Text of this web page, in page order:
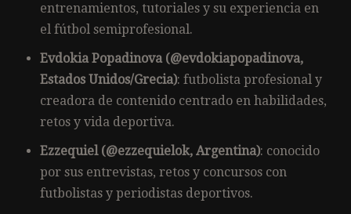
entrenamientos, tutoriales y su experiencia en
el fútbol semiprofesional.
Evdokia Popadinova (@evdokiapopadinova,
Estados Unidos/Grecia): futbolista profesional y
creadora de contenido centrado en habilidades,
retos y vida deportiva.
Ezzequiel (@ezzequielok, Argentina): conocido
por sus entrevistas, retos y concursos con
futbolistas y periodistas deportivos.